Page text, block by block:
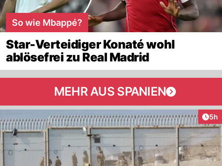
So wie Mbappé?
Star-Verteidiger Konaté wohl
ablösefrei zu Real Madrid
MEHR AUS SPANIEN
5h